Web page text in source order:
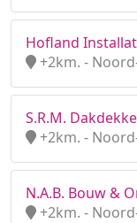
Hofland
+2km. -
S.R.M.
+2km. -
N.A.B. Bouw &
+2km. -